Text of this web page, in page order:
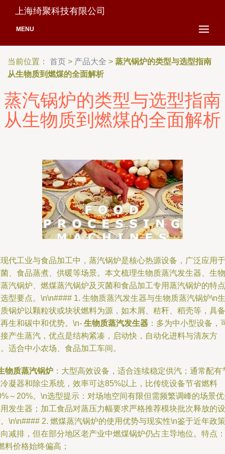
上海绮聚科技有限公司
MENU
当前位置： 首页 > 产品大全 > 蒸汽锅炉的类型与选型指南
从生物质到燃煤的全面解析
蒸汽锅炉的类型与选型指南
从生物质到燃煤的全面解析
代工业与食品加工中，蒸汽锅炉是核心热源设备，广泛应用于
、食品蒸煮、供暖等场景。本文梳理生物质蒸汽发生器、生物
汽锅炉、燃煤蒸汽锅炉及灭菌和食品加工专用蒸汽锅炉的特点
型要点。\n\n#### 1. 生物质蒸汽发生器与生物质蒸汽锅炉\n生
锅炉以颗粒状或块状燃料为源，如木屑、秸秆、稻壳等，具备
生和碳中和优势。\n- 生物质蒸汽发生器 ：多为中小型设备，
产生蒸汽，优点是结构紧凑，启动快，自动化进料与清灰方
适合中小农场、食品加工车间。
物质蒸汽锅炉 ：大型高效设备，适合连续稳定供汽；通常配有
凝器和除尘系统，效率可达85%以上，比传统设备节省燃料
～20%。\n选型提示：对场地空间有限但需频繁调峰的场景
发生器；加工食品对蒸压力幅要求严格推荐模块批次释放的设
\n\n#### 2. 燃煤蒸汽锅炉的使用优势与现实性\n鉴于近年政策
减排，但在部分地区老产业中燃煤锅炉仍占主导地位。特点：
料价格始终偏高；